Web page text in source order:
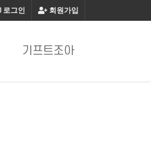
회원가입
로그인
기프트조아